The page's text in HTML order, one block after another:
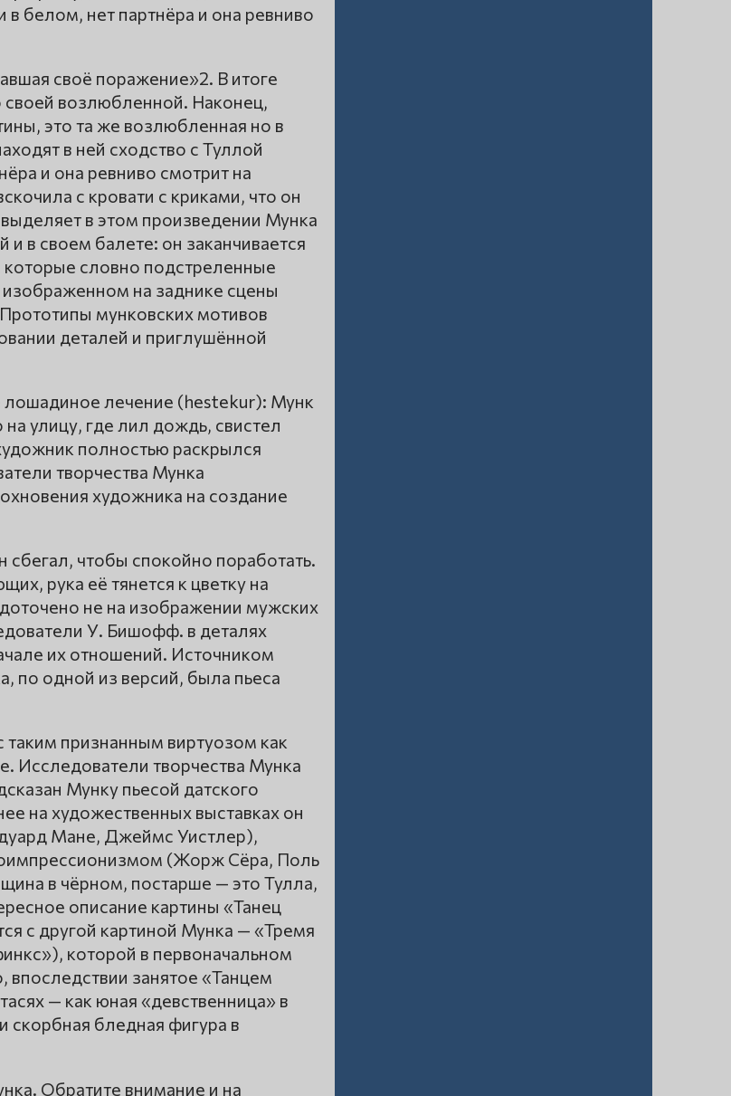
в белом, нет партнёра и она ревниво
своё поражение»2. В итоге
своей возлюбленной. Наконец,
это та же возлюбленная но в
в ней сходство с Туллой
и она ревниво смотрит на
с кровати с криками, что он
в этом произведении Мунка
в своем балете: он заканчивается
которые словно подстреленные
на заднике сцены
мунковских мотивов
деталей и приглушённой
лошадиное лечение (hestekur): Мунк
улицу, где лил дождь, свистел
полностью раскрылся
творчества Мунка
художника на создание
сбегал, чтобы спокойно поработать.
рука её тянется к цветку на
не на изображении мужских
У. Бишофф. в деталях
их отношений. Источником
по одной из версий, была пьеса
признанным виртуозом как
Исследователи творчества Мунка
Мунку пьесой датского
на художественных выставках он
Мане, Джеймс Уистлер),
(Жорж Сёра, Поль
в чёрном, постарше — это Тулла,
описание картины «Танец
с другой картиной Мунка — «Тремя
которой в первоначальном
впоследствии занятое «Танцем
— как юная «девственница» в
скорбная бледная фигура в
Обратите внимание и на